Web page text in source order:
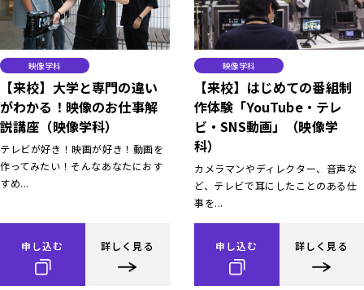
映像学科
【来校】大学と専門の違い
がわかる！映像のお仕事解
説講座（映像学科）
テレビが好き！映画が好き！動画を
作ってみたい！そんなあなたにおす
すめ...
申し込む 詳しく見る
映像学科
【来校】はじめての番組制
作体験「YouTube・テレ
ビ・SNS動画」（映像学
科）
カメラマンやディレクター、音声な
ど、テレビで耳にしたことのある仕
事を...
申し込む 詳しく見る